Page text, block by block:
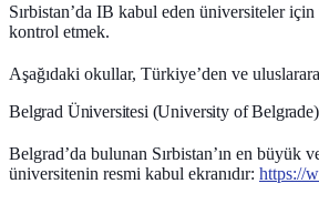
Sırbistan’da IB kabul eden üniversiteler
kontrol etmek.
Aşağıdaki okullar, Türkiye’den ve
Belgrad Üniversitesi (University of Belgrade)
Belgrad’da bulunan Sırbistan’ın en büyük
üniversitenin resmi kabul ekranıdır: https://